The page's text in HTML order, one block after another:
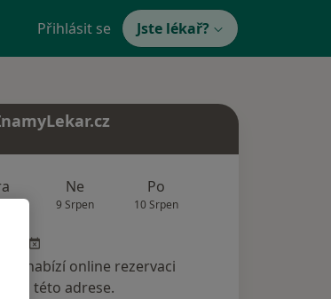
Přihlásit se Jste lékař?
Ne
9 Srpen
Po
10 Srpen
nenabízí online rezervaci
na této adrese.